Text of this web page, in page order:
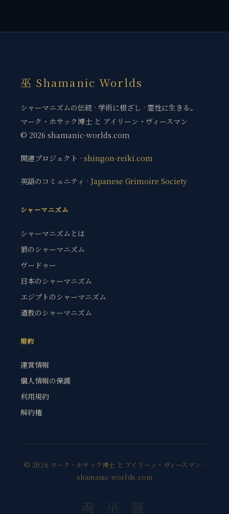
巫 Shamanic Worlds
シャーマニズムの伝統 · 学術に根ざし · 霊性に生きる。
マーク・ホサック博士 と アイリーン・ヴィースマン
© 2026 shamanic-worlds.com
関連プロジェクト · shingon-reiki.com
英語のコミュニティ · Japanese Grimoire Society
シャーマニズム
シャーマニズムとは
狼のシャーマニズム
ヴードゥー
日本のシャーマニズム
エジプトのシャーマニズム
道教のシャーマニズム
規約
運営情報
個人情報の保護
利用規約
解約権
© 2026 マーク・ホサック博士 と アイリーン・ヴィースマン ·
shamanic-worlds.com
魂 巫 靈